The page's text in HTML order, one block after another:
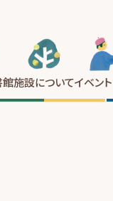
館施設についてイベント